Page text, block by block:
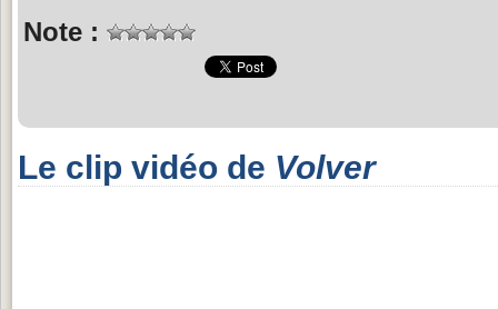
Note :
Le clip vidéo de Volver